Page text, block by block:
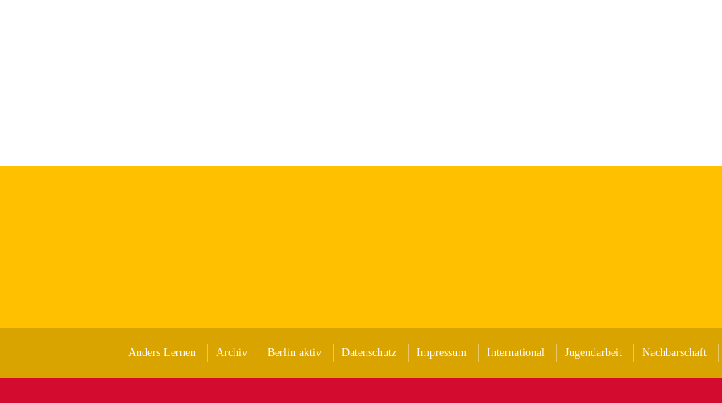
Anders Lernen Archiv Berlin aktiv Datenschutz Impressum International Jugendarbeit Nachbarschaft